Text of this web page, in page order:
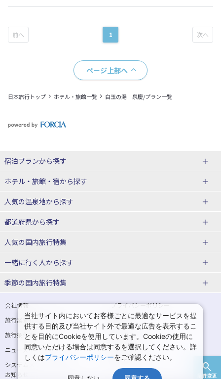
条件変更
1
ページ上部へ
日本旅行トップ ホテル・旅館一覧 白玉の湯 泉慶/プラン一覧
宿泊プランから探す
北海道
東北
青森県
宮城県
山形県
関東
埼玉県 千葉県
茨城県 栃木県
ホテル・旅館・宿から探す
北海道ホテル・旅館
青森県ホテル・旅館
宮城県ホテル・旅館
山形県ホテル・旅館
東京都ホテル・旅館 神奈川県ホテル・旅館
埼玉県ホテル・旅館 千葉県ホテル・旅館
茨城県ホテル・旅館 栃木県ホテル・旅館
人気の温泉地から探す
北海道
湯の川温泉(北海道)
十勝川温泉(北海道)
洞爺湖温泉(北海道)
層雲峡温泉(北海道)
東北
花巻温泉(岩手) 蔵王温泉(山形)
かみのやま温泉(山形) 鳴子温泉(宮城)
都道府県から探す
北海道旅行・ツアー
東北
青森旅行・ツアー 岩手旅行・ツアー
宮城旅行・ツアー 秋田旅行・ツアー
山形旅行・ツアー 福島旅行・ツアー
人気の国内旅行特集
東京ディズニーリゾート®への旅
ユニバーサル・スタジオ・ジャパ
一緒に行く人から探す
一人旅 国内版
カップル・夫婦旅行 国内版 女子旅 国内版
卒業旅行・学生旅行 国内版
季節の国内旅行特集
桜・お花見特集
ゴールデンウィーク（GW）の国内
旅行
夏休み・お盆の国内旅行 7月の国内旅行
8月の国内旅行 9月の国内旅行
10月の国内旅行 11月の国内旅行
会社情報
プライバシーポリシー
旅行業登録票・約款
規約集
旅行条件書
商標について
ニュースリリース
採用情報
システムメンテナンスの
お知らせ
当社サイト内においてお客様ごとに最適なサービスを提
供する目的及び当社サイト外で最適な広告を表示するこ
とを目的にCookieを使用しています。Cookieの使用に
同意いただける場合は同意するを選択してください。詳
しくはプライバシーポリシーをご確認ください。